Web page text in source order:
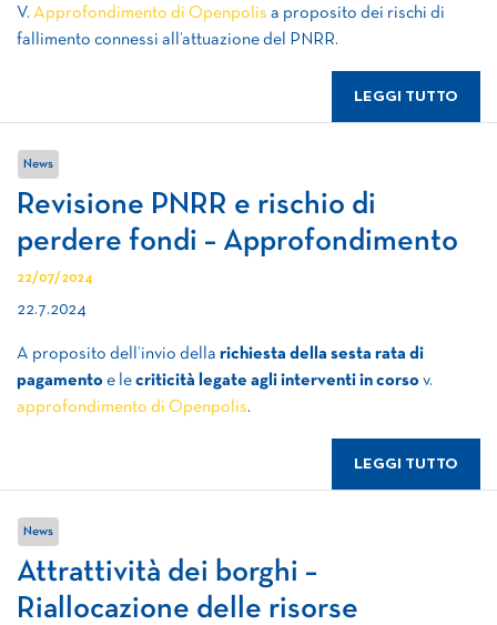
V. Approfondimento di Openpolis a proposito dei rischi di
fallimento connessi all’attuazione del PNRR.
LEGGI TUTTO
News
Revisione PNRR e rischio di
perdere fondi – Approfondimento
22/07/2024
22.7.2024
A proposito dell’invio della richiesta della sesta rata di
pagamento e le criticità legate agli interventi in corso v.
approfondimento di Openpolis.
LEGGI TUTTO
News
Attrattività dei borghi –
Riallocazione delle risorse